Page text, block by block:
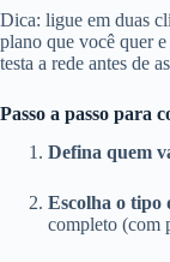
Dica: ligue em duas
plano que você quer
testa a rede antes de
Passo a passo para
Defina quem
Escolha o tipo
completo (com